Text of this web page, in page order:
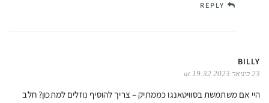
REPLY
BILLY
23 בינואר 2023 at 19:32
היי אם משתמשת בסוויטאנגו כממתיק – צריך להוסיף נוזלים למתכון? חלב